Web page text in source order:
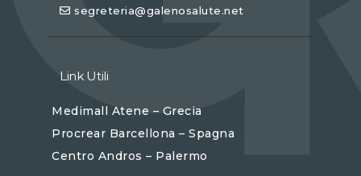
segreteria@galenosalute.net
Link Utili
Medimall Atene – Grecia
Procrear Barcellona – Spagna
Centro Andros – Palermo